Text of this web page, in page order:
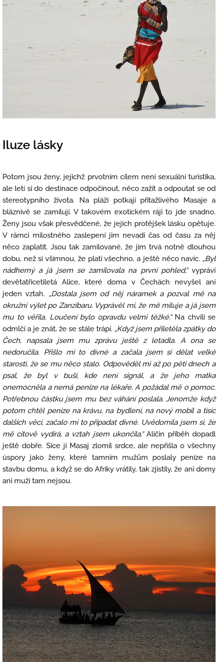
Iluze lásky
Potom jsou ženy, jejichž prvotním cílem není sexuální turistika,
ale letí si do destinace odpočinout, něco zažít a odpoutat se od
stereotypního života. Na pláži potkají přitažlivého Masaje a
bláznivě se zamilují. V takovém exotickém ráji to jde snadno.
Ženy jsou však přesvědčené, že jejich protějšek lásku opětuje.
V rámci milostného zaslepení jim nevadí čas od času za něj
něco zaplatit. Jsou tak zamilované, že jim trvá notně dlouhou
dobu, než si všimnou, že platí všechno, a ještě něco navíc. „Byl
nádherný a já jsem se zamilovala na první pohled,“vypráví
devětatřicetiletá Alice, které doma v Čechách nevyšel ani
jeden vztah. „Dostala jsem od něj náramek a pozval mě na
okružní výlet po Zanzibaru. Vyprávěl mi, že mě miluje a já jsem
mu to věřila. Loučení bylo opravdu velmi těžké.“Na chvíli se
odmlčí a je znát, že se stále trápí. „Když jsem přiletěla zpátky do
Čech, napsala jsem mu zprávu ještě z letadla. A ona se
nedoručila. Přišlo mi to divné a začala jsem si dělat velké
starosti, že se mu něco stalo. Odpověděl mi až po pěti dnech a
psal, že byl v buši, kde není signál, a že jeho matka
onemocněla a nemá peníze na lékaře. A požádal mě o pomoc.
Potřebnou částku jsem mu bez váhání poslala. Jenomže když
potom chtěl peníze na krávu, na bydlení, na nový mobil a tisíc
dalších věcí, začalo mi to připadat divné. Uvědomila jsem si, že
mě citově vydírá, a vztah jsem ukončila.“Aličin příběh dopadl
ještě dobře. Sice jí Masaj zlomil srdce, ale nepřišla o všechny
úspory jako ženy, které tamním mužům poslaly peníze na
stavbu domu, a když se do Afriky vrátily, tak zjistily, že ani domy
ani muži tam nejsou.